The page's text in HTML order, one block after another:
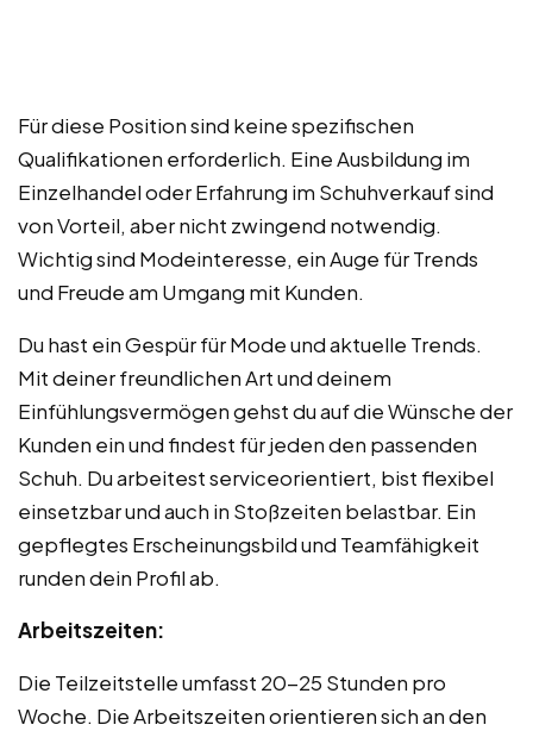
Für diese Position sind keine spezifischen
Qualifikationen erforderlich. Eine Ausbildung im
Einzelhandel oder Erfahrung im Schuhverkauf sind
von Vorteil, aber nicht zwingend notwendig.
Wichtig sind Modeinteresse, ein Auge für Trends
und Freude am Umgang mit Kunden.
Du hast ein Gespür für Mode und aktuelle Trends.
Mit deiner freundlichen Art und deinem
Einfühlungsvermögen gehst du auf die Wünsche der
Kunden ein und findest für jeden den passenden
Schuh. Du arbeitest serviceorientiert, bist flexibel
einsetzbar und auch in Stoßzeiten belastbar. Ein
gepflegtes Erscheinungsbild und Teamfähigkeit
runden dein Profil ab.
Arbeitszeiten:
Die Teilzeitstelle umfasst 20-25 Stunden pro
Woche. Die Arbeitszeiten orientieren sich an den